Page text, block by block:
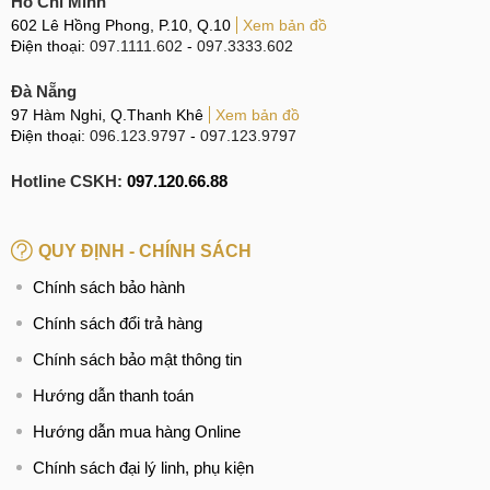
giây để mở những games khủng như "NOVA 3" nhanh hơn
so với tốc độ trung bình của smartphone là 16 giây.
Camera của Sky Pantech A900
Sky A900sở hữu camera chính 13MP, camera trước 2 MP,
là dung lượng chuẩn lý tưởng hiện nay. Chất lượng hình
máy cũng cho chất lượng ảnh chụp hoàn hảo nhờ khả năng
của GPU và màn hình có độ phân giải cao.
Trong thử nghiệm, A900 đã có thể tập trung vào một đối
HTC One
M8 và 250 phần nghìn giây nhanh hơn so với
SamSung Galaxy S5. Đó không phải là một lợi thế rất lớn,
602 Lê Hồng Phong, P.10, Q.10
Xem bản đồ
Điện thoại: 097.1111.602 - 097.3333.602
Đà Nẵng
97 Hàm Nghi, Q.Thanh Khê
Xem bản đồ
Điện thoại: 096.123.9797 - 097.123.9797
Hotline CSKH: 097.120.66.88
QUY ĐỊNH - CHÍNH SÁCH
Chính sách bảo hành
Chính sách đổi trả hàng
Chính sách bảo mật thông tin
Hướng dẫn thanh toán
Hướng dẫn mua hàng Online
Chính sách đại lý linh, phụ kiện